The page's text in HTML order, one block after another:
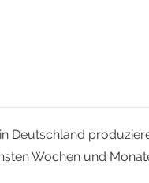
Deutschland
Wochen und